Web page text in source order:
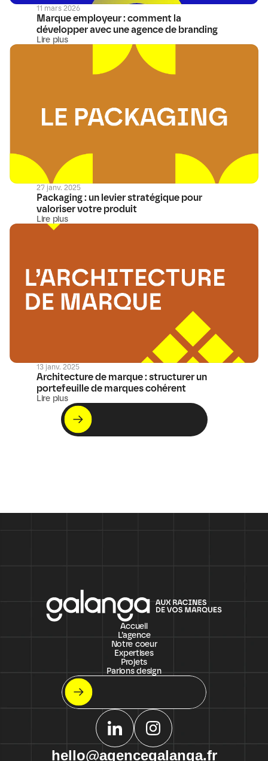
11 mars 2026
Marque employeur : comment la
développer avec une agence de branding
Lire plus
27 janv. 2025
Packaging : un levier stratégique pour
valoriser votre produit
Lire plus
13 janv. 2025
Architecture de marque : structurer un
portefeuille de marques cohérent
Lire plus
Voir l'actualité
Bonne lecture !
Accueil
L’agence
Notre coeur
Expertises
Projets
Parlons design
On s'appelle ?
Let's meet !
hello@agencegalanga.fr